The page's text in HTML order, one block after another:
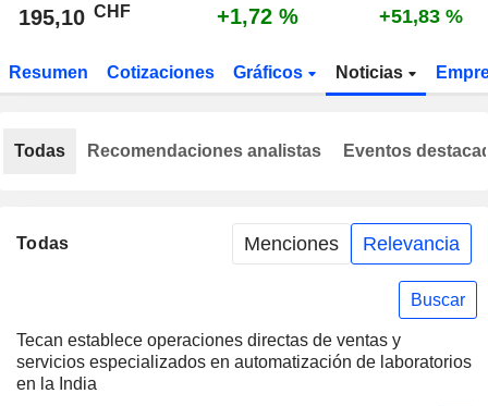
195,10 CHF +1,72 % +51,83 %
Resumen Cotizaciones Gráficos Noticias
Todas Menciones Relevancia
Buscar
Tecan establece operaciones directas de ventas y
servicios especializados en automatización de laboratorios
en la India
Todas Recomendaciones analistas Eventos